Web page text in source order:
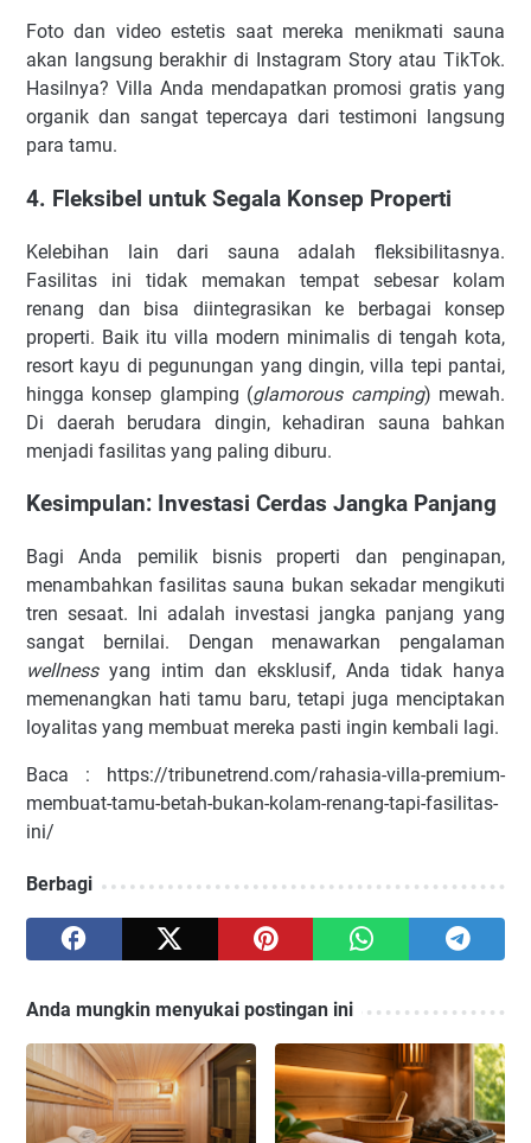
Foto dan video estetis saat mereka menikmati sauna
akan langsung berakhir di Instagram Story atau TikTok.
Hasilnya? Villa Anda mendapatkan promosi gratis yang
organik dan sangat tepercaya dari testimoni langsung
para tamu.
4. Fleksibel untuk Segala Konsep Properti
Kelebihan lain dari sauna adalah fleksibilitasnya.
Fasilitas ini tidak memakan tempat sebesar kolam
renang dan bisa diintegrasikan ke berbagai konsep
properti. Baik itu villa modern minimalis di tengah kota,
resort kayu di pegunungan yang dingin, villa tepi pantai,
hingga konsep glamping (glamorous camping) mewah.
Di daerah berudara dingin, kehadiran sauna bahkan
menjadi fasilitas yang paling diburu.
Kesimpulan: Investasi Cerdas Jangka Panjang
Bagi Anda pemilik bisnis properti dan penginapan,
menambahkan fasilitas sauna bukan sekadar mengikuti
tren sesaat. Ini adalah investasi jangka panjang yang
sangat bernilai. Dengan menawarkan pengalaman
wellnessyang intim dan eksklusif, Anda tidak hanya
memenangkan hati tamu baru, tetapi juga menciptakan
loyalitas yang membuat mereka pasti ingin kembali lagi.
Baca : https://tribunetrend.com/rahasia-villa-premium-
membuat-tamu-betah-bukan-kolam-renang-tapi-fasilitas-
ini/
Berbagi
Anda mungkin menyukai postingan ini